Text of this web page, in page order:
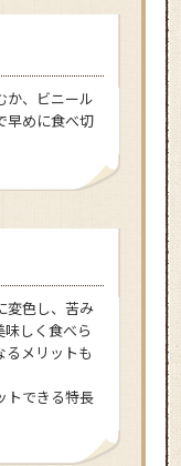
か、ビニール
早めに食べ切
変色し、苦み
しく食べら
るメリットも
トできる特長